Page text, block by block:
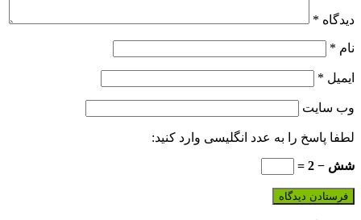
دیدگاه *
نام *
ایمیل *
وب‌ سایت
لطفا پاسخ را به عدد انگلیسی وارد کنید:
شش − 2 =